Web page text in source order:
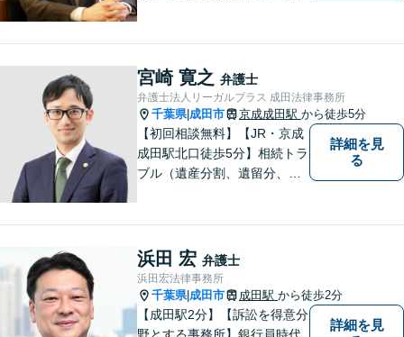
域の皆様の生活に貢献してま
いりました。豊富な経験を活
かし地域の法律問題をサポー
トいたします。
宮崎 寛之 弁護士
弁護士法人リーガルプラス 成田法律事務所
千葉県| 成田市 京成成田駅 から徒歩5分
【初回相談無料】【JR・京成
成田駅北口徒歩5分】相続トラ
ブル（遺産分割、遺留分、遺
す。
詳細を見
る
浜田 宏 弁護士
浜田宏法律事務所
千葉県| 成田市 成田駅 から徒歩2分
【成田駅2分】【訴訟を得意分
野とする事務所】銀行員時代
詳細を見